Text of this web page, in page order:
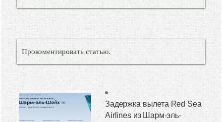
Прокоментировать статью.
Задержка вылета Red Sea
Airlines из Шарм-эль-